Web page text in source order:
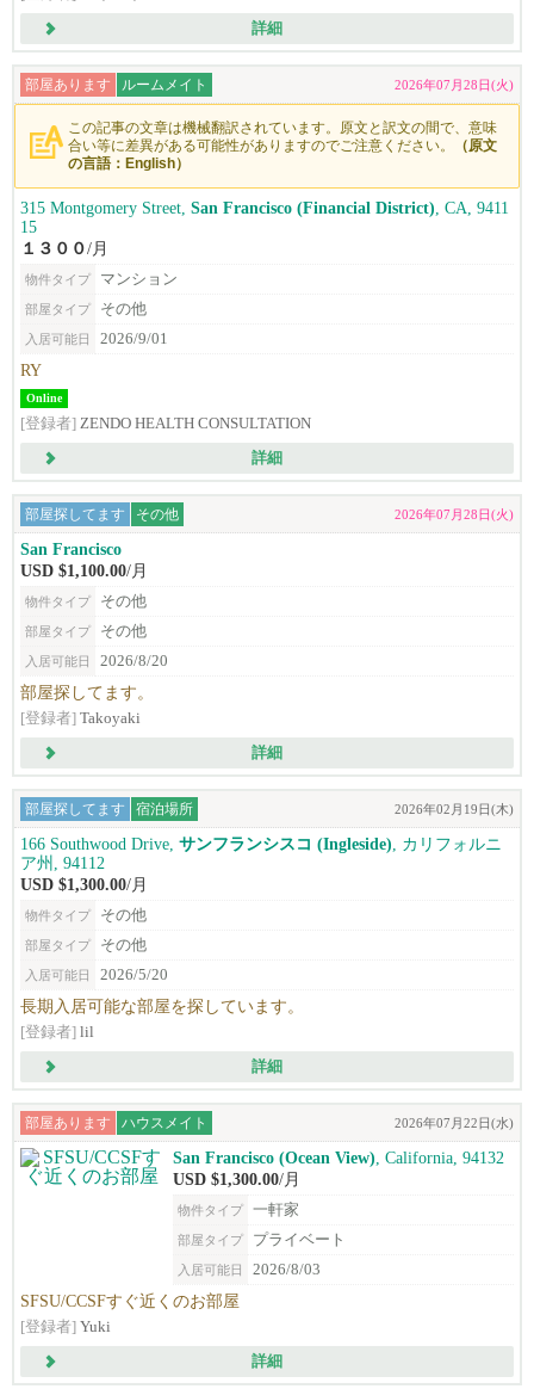
詳細
部屋あります ルームメイト 2026年07月28日(火)
この記事の文章は機械翻訳されています。原文と訳文の間で、意味
合い等に差異がある可能性がありますのでご注意ください。
（原文
の言語：English）
315 Montgomery Street, San Francisco (Financial District) , CA, 9411
15
１３００/月
物件タイプ マンション
部屋タイプ その他
入居可能日 2026/9/01
RY
Online
[登録者] ZENDO HEALTH CONSULTATION
詳細
部屋探してます その他 2026年07月28日(火)
San Francisco
USD $1,100.00/月
物件タイプ その他
部屋タイプ その他
入居可能日 2026/8/20
部屋探してます。
[登録者] Takoyaki
詳細
部屋探してます 宿泊場所 2026年02月19日(木)
166 Southwood Drive, サンフランシスコ (Ingleside) , カリフォルニ
ア州, 94112
USD $1,300.00/月
物件タイプ その他
部屋タイプ その他
入居可能日 2026/5/20
長期入居可能な部屋を探しています。
[登録者] lil
詳細
部屋あります ハウスメイト 2026年07月22日(水)
San Francisco (Ocean View) , California, 94132
USD $1,300.00/月
物件タイプ 一軒家
部屋タイプ プライベート
入居可能日 2026/8/03
SFSU/CCSFすぐ近くのお部屋
[登録者] Yuki
詳細